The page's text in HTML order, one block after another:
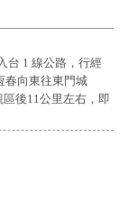
台 1 線公路，行經
春向東往東門城
後11公里左右，即